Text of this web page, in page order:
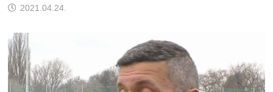
2021.04.24.